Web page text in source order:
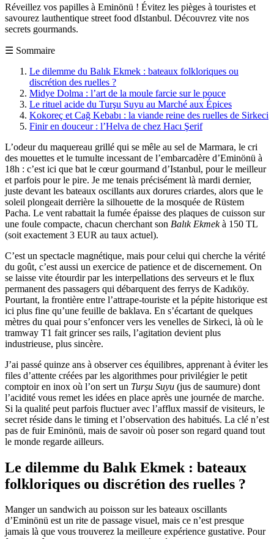
Réveillez vos papilles à Eminönü ! Évitez les pièges à touristes et
savourez lauthentique street food dIstanbul. Découvrez vite nos
secrets gourmands.
☰ Sommaire
Le dilemme du Balık Ekmek : bateaux folkloriques ou
discrétion des ruelles ?
Midye Dolma : l’art de la moule farcie sur le pouce
Le rituel acide du Turşu Suyu au Marché aux Épices
Kokoreç et Cağ Kebabı : la viande reine des ruelles de Sirkeci
Finir en douceur : l’Helva de chez Hacı Şerif
L’odeur du maquereau grillé qui se mêle au sel de Marmara, le cri
des mouettes et le tumulte incessant de l’embarcadère d’Eminönü à
18h : c’est ici que bat le cœur gourmand d’Istanbul, pour le meilleur
et parfois pour le pire. Je me tenais précisément là mardi dernier,
juste devant les bateaux oscillants aux dorures criardes, alors que le
soleil plongeait derrière la silhouette de la mosquée de Rüstem
Pacha. Le vent rabattait la fumée épaisse des plaques de cuisson sur
une foule compacte, chacun cherchant son Balık Ekmekà 150 TL
(soit exactement 3 EUR au taux actuel).
C’est un spectacle magnétique, mais pour celui qui cherche la vérité
du goût, c’est aussi un exercice de patience et de discernement. On
se laisse vite étourdir par les interpellations des serveurs et le flux
permanent des passagers qui débarquent des ferrys de Kadıköy.
Pourtant, la frontière entre l’attrape-touriste et la pépite historique est
ici plus fine qu’une feuille de baklava. En s’écartant de quelques
mètres du quai pour s’enfoncer vers les venelles de Sirkeci, là où le
tramway T1 fait grincer ses rails, l’agitation devient plus
industrieuse, plus sincère.
J’ai passé quinze ans à observer ces équilibres, apprenant à éviter les
files d’attente créées par les algorithmes pour privilégier le petit
comptoir en inox où l’on sert un Turşu Suyu (jus de saumure) dont
l’acidité vous remet les idées en place après une journée de marche.
Si la qualité peut parfois fluctuer avec l’afflux massif de visiteurs, le
secret réside dans le timing et l’observation des habitués. La clé n’est
pas de fuir Eminönü, mais de savoir où poser son regard quand tout
le monde regarde ailleurs.
Le dilemme du Balık Ekmek : bateaux
folkloriques ou discrétion des ruelles ?
Manger un sandwich au poisson sur les bateaux oscillants
d’Eminönü est un rite de passage visuel, mais ce n’est presque
jamais là que vous trouverez la meilleure expérience gustative. Pour